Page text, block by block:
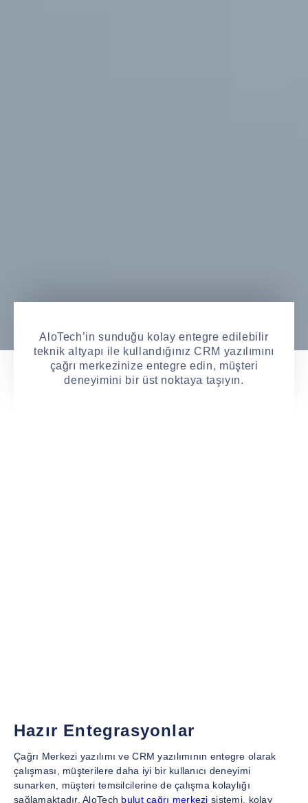
AloTech’in sunduğu kolay entegre edilebilir
teknik altyapı ile kullandığınız CRM yazılımını
çağrı merkezinize entegre edin, müşteri
deneyimini bir üst noktaya taşıyın.
Hazır Entegrasyonlar
Çağrı Merkezi yazılımı ve CRM yazılımının entegre olarak
çalışması, müşterilere daha iyi bir kullanıcı deneyimi
sunarken, müşteri temsilcilerine de çalışma kolaylığı
sağlamaktadır. AloTech bulut çağrı merkezi sistemi, kolay